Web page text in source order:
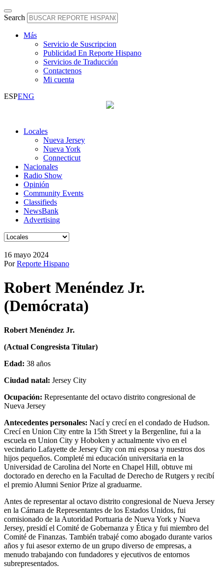
Search
Más
Servicio de Suscripcion
Publicidad En Reporte Hispano
Servicios de Traducción
Contactenos
Mi cuenta
ESPENG
Locales
Nueva Jersey
Nueva York
Connecticut
Nacionales
Radio Show
Opinión
Community Events
Classifieds
NewsBank
Advertising
16 mayo 2024
PorReporte Hispano
Robert Menéndez Jr.
(Demócrata)
Robert Menéndez Jr.
(Actual Congresista Titular)
Edad: 38 años
Ciudad natal: Jersey City
Ocupación: Representante del octavo distrito congresional de
Nueva Jersey
Antecedentes personales: Nací y crecí en el condado de Hudson.
Crecí en Union City entre la 15th Street y la Bergenline, fui a la
escuela en Union City y Hoboken y actualmente vivo en el
vecindario Lafayette de Jersey City con mi esposa y nuestros dos
hijos pequeños. Completé mi educación universitaria en la
Universidad de Carolina del Norte en Chapel Hill, obtuve mi
doctorado en derecho en la Facultad de Derecho de Rutgers y recibí
el premio Alumni Senior Prize al graduarme.
Antes de representar al octavo distrito congresional de Nueva Jersey
en la Cámara de Representantes de los Estados Unidos, fui
comisionado de la Autoridad Portuaria de Nueva York y Nueva
Jersey, presidí el Comité de Gobernanza y Ética y fui miembro del
Comité de Finanzas. También trabajé como abogado durante varios
años y fui asesor externo de un grupo diverso de empresas, a
menudo trabajando con fundadores y ejecutivos de entornos
subrepresentados.